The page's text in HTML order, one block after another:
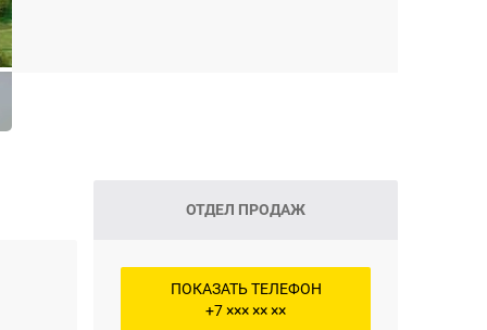
ОТДЕЛ ПРОДАЖ
ПОКАЗАТЬ ТЕЛЕФОН
+7 ××× ×× ××